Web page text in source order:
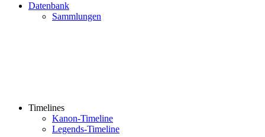
Datenbank
Sammlungen
Timelines
Kanon-Timeline
Legends-Timeline